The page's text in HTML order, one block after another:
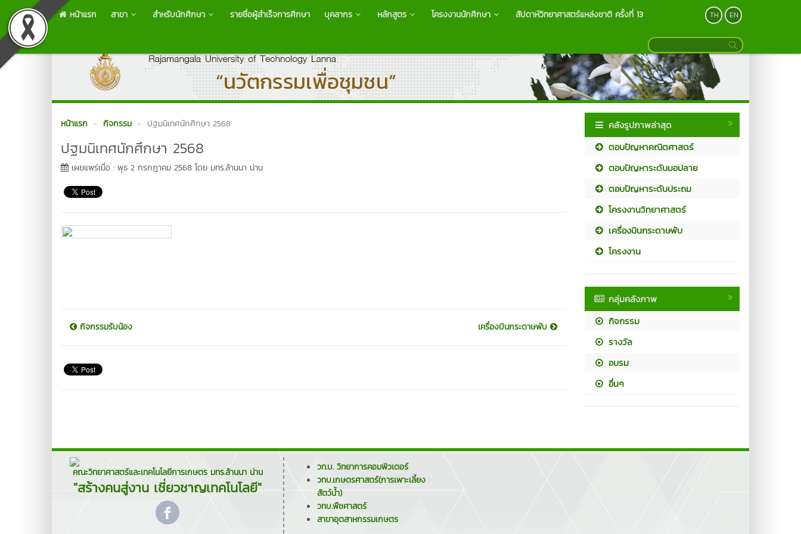
หน้าแรก สาขา สำหรับนักศึกษา รายชื่อผู้สำเร็จการศึกษา บุคลากร หลักสูตร โครงงานนักศึกษา สัปดาห์วิทยาศาสตร์แหล่งชาติ ครั้งที่ 13 TH EN
หน้าแรก กิจกรรม ปฐมนิเทศนักศึกษา 2568
ปฐมนิเทศนักศึกษา 2568
เผยแพร่เมื่อ : พุธ 2 กรกฎาคม 2568 โดย มทร.ล้านนา น่าน
กิจกรรมรับน้อง เครื่องบินกระดาษพับ
คลังรูปภาพล่าสุด
ตอบปัญหาคณิตศาสตร์
ตอบปัญหาระดับมอปลาย
ตอบปัญหาระดับประถม
โครงงานวิทยาศาสตร์
เครื่องบินกระดาษพับ
โครงงาน
กลุ่มคลังภาพ
กิจกรรม
รางวัล
อบรม
อื่นๆ
คณะวิทยาศาสตร์และเทคโนโลยีการเกษตร มทร.ล้านนา น่าน
"สร้างคนสู่งาน เชี่ยวชาญเทคโนโลยี"
วท.บ. วิทยาการคอมพิวเตอร์
วทบ.เกษตรศาสตร์(การเพาะเลี้ยง
สัตว์น้ำ)
วทบ.พืชศาสตร์
สาขาอุตสาหกรรมเกษตร